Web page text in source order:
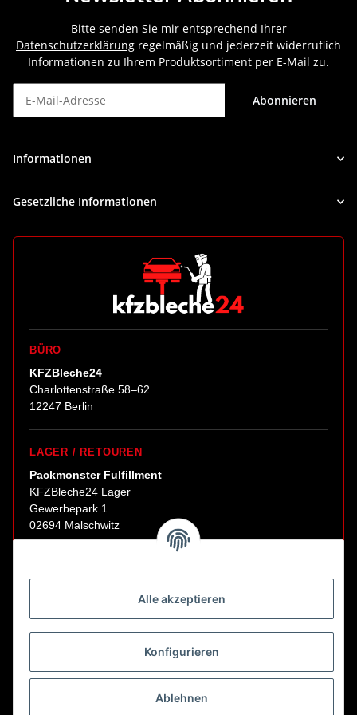
Alle akzeptieren
Konfigurieren
Ablehnen
Bitte senden Sie mir entsprechend Ihrer
Datenschutzerklärung regelmäßig und jederzeit widerruflich
Informationen zu Ihrem Produktsortiment per E-Mail zu.
Abonnieren
Informationen
Gesetzliche Informationen
BÜRO
KFZBleche24
Charlottenstraße 58–62
12247 Berlin
LAGER / RETOUREN
Packmonster Fulfillment
KFZBleche24 Lager
Gewerbepark 1
02694 Malschwitz
Abholungen nur nach Terminvereinbarung.
E-Mail:sales@kfzbleche24.de
Vertrag widerrufen